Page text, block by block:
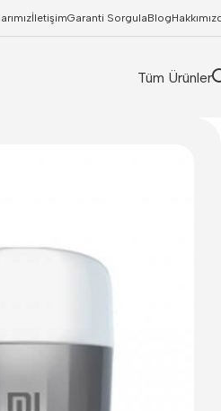
İletişimGaranti SorgulaBlog
Tüm Ürünler